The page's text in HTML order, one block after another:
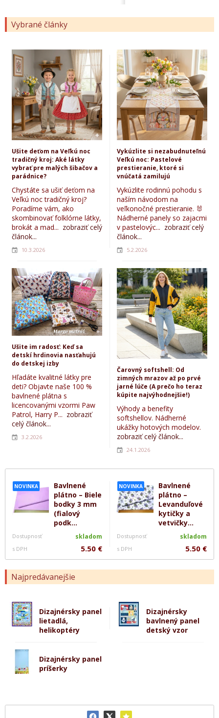
NOVINKA
Bavlnené
plátno – Biele
bodky 3 mm
(fialový
podk...
Dostupnosť skladom
s DPH 5.50 €
NOVINKA
Bavlnené
plátno –
Levanduľové
kytičky a
vetvičky...
Dostupnosť skladom
s DPH 5.50 €
Najpredávanejšie
Dizajnérsky panel
lietadlá,
helikoptéry
Dizajnérsky
bavlnený panel
detský vzor
Dizajnérsky panel
príšerky
Vybrané články
Ušite deťom na Veľkú noc
tradičný kroj: Aké látky
vybrať pre malých šibačov a
parádnice?
Chystáte sa ušiť deťom na
Veľkú noc tradičný kroj?
Poradíme vám, ako
skombinovať folklórne látky,
brokát a mad... zobraziť celý
článok...
10.3.2026
Vykúzlite si nezabudnuteľnú
Veľkú noc: Pastelové
prestieranie, ktoré si
vnúčatá zamilujú
Vykúzlite rodinnú pohodu s
naším návodom na
veľkonočné prestieranie. 🐰
Nádherné panely so zajacmi
v pastelovýc... zobraziť celý
článok...
5.2.2026
Ušite im radosť: Keď sa
detskí hrdinovia nasťahujú
do detskej izby
Hľadáte kvalitné látky pre
deti? Objavte naše 100 %
bavlnené plátna s
licencovanými vzormi Paw
Patrol, Harry P... zobraziť
celý článok...
3.2.2026
Čarovný softshell: Od
zimných mrazov až po prvé
jarné lúče (A prečo ho teraz
kúpite najvýhodnejšie!)
Výhody a benefity
softshellov. Nádherné
ukážky hotových modelov.
zobraziť celý článok...
24.1.2026